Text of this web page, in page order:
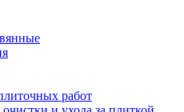
работ